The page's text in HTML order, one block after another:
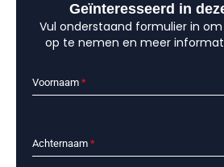
Geïnteresseerd in
Vul onderstaand formulier in
op te nemen en meer
Voornaam *
Achternaam *